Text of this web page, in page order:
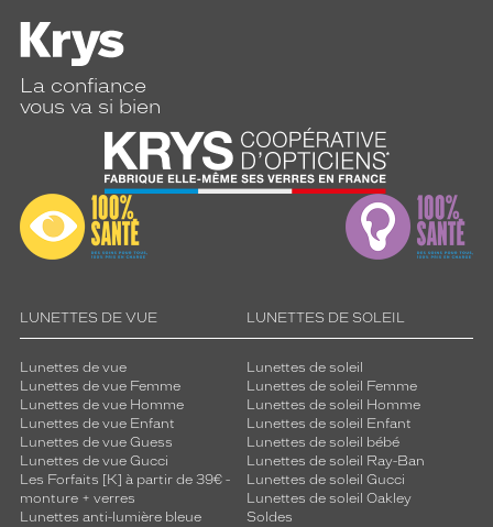
La confiance
vous va si bien
LUNETTES DE VUE
Lunettes de vue
Lunettes de vue Femme
Lunettes de vue Homme
Lunettes de vue Enfant
Lunettes de vue Guess
Lunettes de vue Gucci
Les Forfaits [K] à partir de 39€ -
monture + verres
Lunettes anti-lumière bleue
LUNETTES DE SOLEIL
Lunettes de soleil
Lunettes de soleil Femme
Lunettes de soleil Homme
Lunettes de soleil Enfant
Lunettes de soleil bébé
Lunettes de soleil Ray-Ban
Lunettes de soleil Gucci
Lunettes de soleil Oakley
Soldes